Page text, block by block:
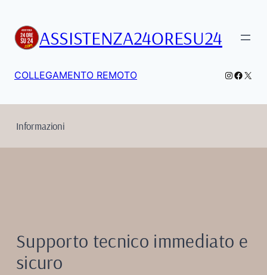
contenutoASSISTENZA24ORESU24
COLLEGAMENTO REMOTO X
Informazioni
Supporto tecnico immediato e
sicuro